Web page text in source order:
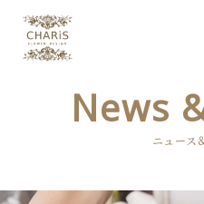
News
ニュース